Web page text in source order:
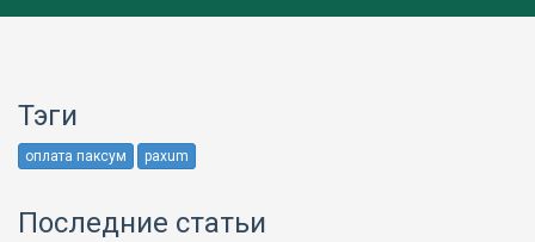
Тэги
оплата паксум paxum
Последние статьи